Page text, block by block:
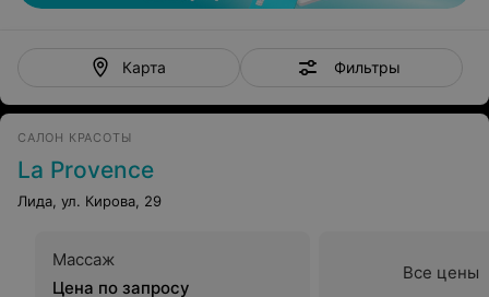
Карта Фильтры
САЛОН КРАСОТЫ
La Provence
Лида, ул. Кирова, 29
Массаж
Цена по запросу
Все цены